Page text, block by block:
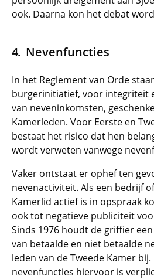
ook. Daarna kon het debat
Nevenfuncties
In het Reglement van Orde
burgerinitiatief, voor integriteit
van neveninkomsten,
Kamerleden. Voor Eerste en
bestaat het risico dat hen
wordt verweten vanwege
Vaker ontstaat er ophef ten
nevenactiviteit. Als een bedrijf
Kamerlid actief is in opspraak
ook tot negatieve publiciteit
Sinds 1976 houdt de griffier
van betaalde en niet betaalde
leden van de Tweede Kamer
nevenfuncties hiervoor is